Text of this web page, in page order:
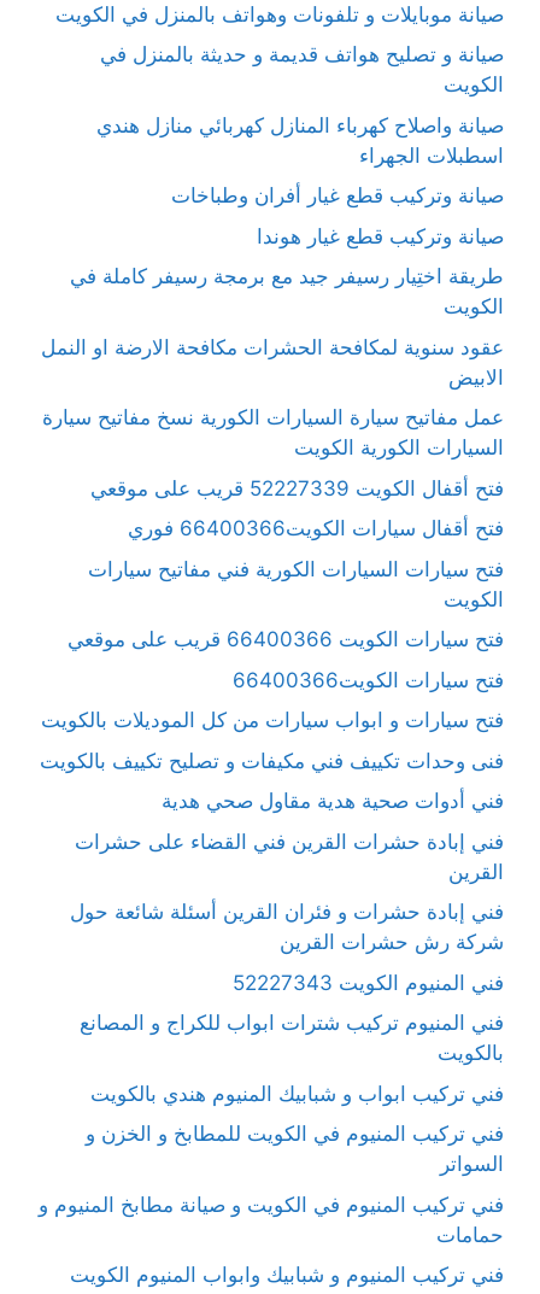
صيانة موبايلات و تلفونات وهواتف بالمنزل في الكويت
صيانة و تصليح هواتف قديمة و حديثة بالمنزل في
الكويت
صيانة واصلاح كهرباء المنازل كهربائي منازل هندي
اسطبلات الجهراء
صيانة وتركيب قطع غيار أفران وطباخات
صيانة وتركيب قطع غيار هوندا
طريقة اختِيار رسيفر جيد مع برمجة رسيفر كاملة في
الكويت
عقود سنوية لمكافحة الحشرات مكافحة الارضة او النمل
الابيض
عمل مفاتيح سيارة السيارات الكورية نسخ مفاتيح سيارة
السيارات الكورية الكويت
فتح أقفال الكويت 52227339 قريب على موقعي
فتح أقفال سيارات الكويت66400366 فوري
فتح سيارات السيارات الكورية فني مفاتيح سيارات
الكويت
فتح سيارات الكويت 66400366 قريب على موقعي
فتح سيارات الكويت66400366
فتح سيارات و ابواب سيارات من كل الموديلات بالكويت
فنى وحدات تكييف فني مكيفات و تصليح تكييف بالكويت
فني أدوات صحية هدية مقاول صحي هدية
فني إبادة حشرات القرين فني القضاء على حشرات
القرين
فني إبادة حشرات و فئران القرين أسئلة شائعة حول
شركة رش حشرات القرين
فني المنيوم الكويت 52227343
فني المنيوم تركيب شترات ابواب للكراج و المصانع
بالكويت
فني تركيب ابواب و شبابيك المنيوم هندي بالكويت
فني تركيب المنيوم في الكويت للمطابخ و الخزن و
السواتر
فني تركيب المنيوم في الكويت و صيانة مطابخ المنيوم و
حمامات
فني تركيب المنيوم و شبابيك وابواب المنيوم الكويت